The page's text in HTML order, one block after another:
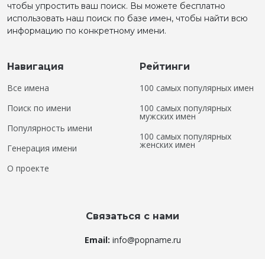
чтобы упростить ваш поиск. Вы можете бесплатно
использовать наш поиск по базе имен, чтобы найти всю
информацию по конкретному имени.
Навигация
Все имена
Поиск по имени
Популярность имени
Генерация имени
О проекте
Рейтинги
100 самых популярных имен
100 самых популярных
мужских имен
100 самых популярных
женских имен
Связаться с нами
Email: info@popname.ru